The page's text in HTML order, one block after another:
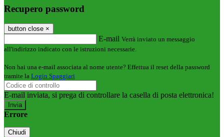
Recupero password
button close ×
E-mail Verrà inviato un messaggio
all'indirizzo indicato con le istruzioni necessarie.
Non hai una e-mail associata al nome utente? Effettua il reset della password
tramite la Login Spaggiari
E-mail inviata, si prega di controllare la casella di posta elettronica!
Errore
Chiudi